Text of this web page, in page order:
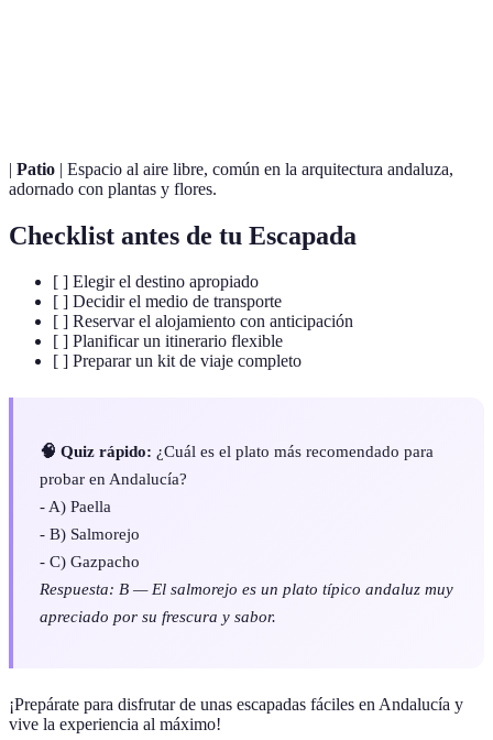
| Patio | Espacio al aire libre, común en la arquitectura andaluza,
adornado con plantas y flores.
Checklist antes de tu Escapada
[ ] Elegir el destino apropiado
[ ] Decidir el medio de transporte
[ ] Reservar el alojamiento con anticipación
[ ] Planificar un itinerario flexible
[ ] Preparar un kit de viaje completo
🧠 Quiz rápido: ¿Cuál es el plato más recomendado para
probar en Andalucía?
- A) Paella
- B) Salmorejo
- C) Gazpacho
Respuesta: B — El salmorejo es un plato típico andaluz muy
apreciado por su frescura y sabor.
¡Prepárate para disfrutar de unas escapadas fáciles en Andalucía y
vive la experiencia al máximo!